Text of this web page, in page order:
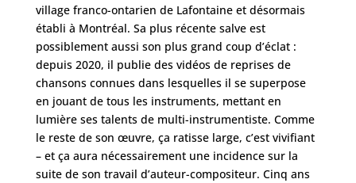
village franco-ontarien de Lafontaine et désormais
établi à Montréal. Sa plus récente salve est
possiblement aussi son plus grand coup d’éclat :
depuis 2020, il publie des vidéos de reprises de
chansons connues dans lesquelles il se superpose
en jouant de tous les instruments, mettant en
lumière ses talents de multi-instrumentiste. Comme
le reste de son œuvre, ça ratisse large, c’est vivifiant
– et ça aura nécessairement une incidence sur la
suite de son travail d’auteur-compositeur. Cinq ans